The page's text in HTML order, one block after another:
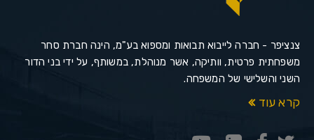
צנציפר - חברה לייבוא תבואות ומספוא בע"מ, הינה חברת סחר
משפחתית פרטית, וותיקה, אשר מנוהלת, במשותף, על ידי בני הדור
השני והשלישי של המשפחה.
קרא עוד